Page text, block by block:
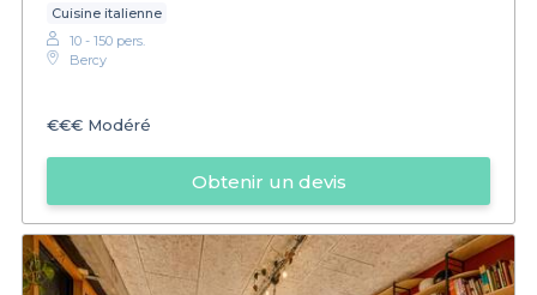
Cuisine italienne
10 - 150 pers.
Bercy
€€€ Modéré
Obtenir un devis